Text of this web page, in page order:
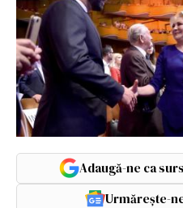
Adaugă-ne ca
Urmărește-